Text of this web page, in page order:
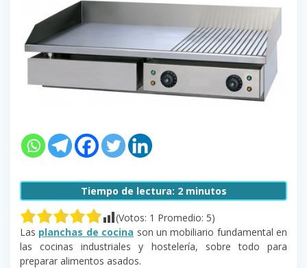
Tiempo de lectura: 2 minutos
(Votos: 1 Promedio: 5)
Las planchas de cocina son un mobiliario fundamental en
las cocinas industriales y hostelería, sobre todo para
preparar alimentos asados.